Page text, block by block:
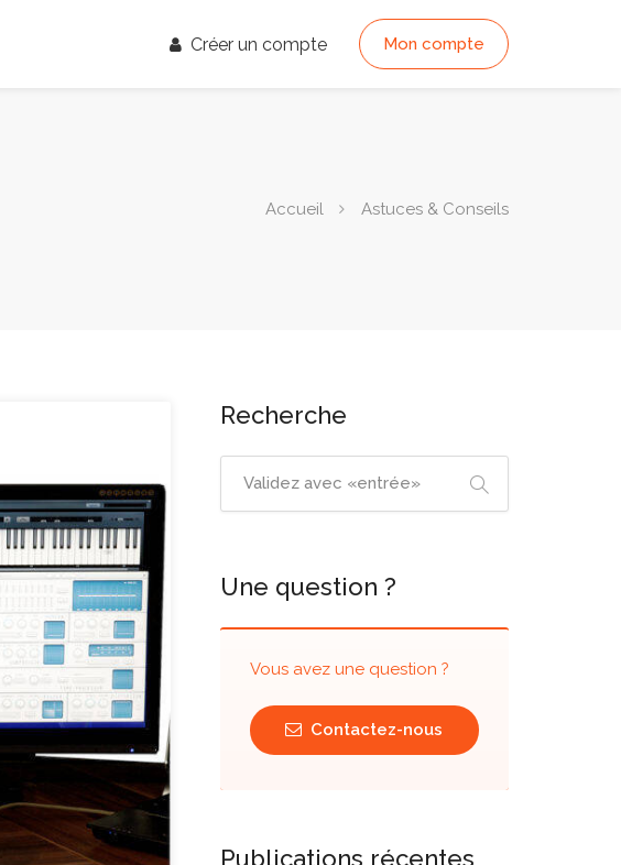
Créer un compte Mon compte
Accueil Astuces & Conseils
Recherche
Une question ?
Vous avez une question ?
Contactez-nous
Publications récentes